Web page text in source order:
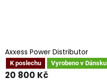
Axxess Power Distributor
K poslechu Vyrobeno v Dánsku
20 800 Kč